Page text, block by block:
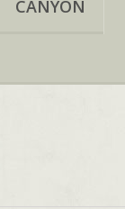
CANYON